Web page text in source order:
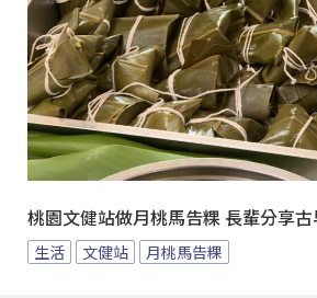
桃園文健站做月桃馬告粿 長輩分享
生活 文健站 月桃馬告粿